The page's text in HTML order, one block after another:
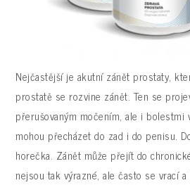
Nejčastější je akutní zánět prostaty,
prostatě se rozvine zánět. Ten se
přerušovaným močením, ale i
mohou přecházet do zad i do penisu.
horečka. Zánět může přejít do
nejsou tak výrazné, ale často se vrací